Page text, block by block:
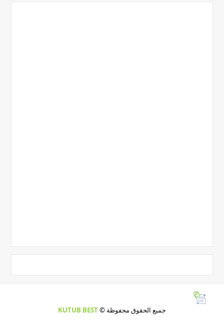
جميع الحقوق محفوظة ©KUTUB BEST